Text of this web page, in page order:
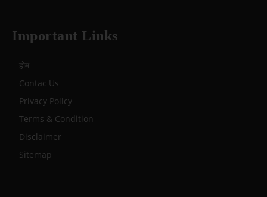
Important Links
होम
Contac Us
Privacy Policy
Terms & Condition
Disclaimer
Sitemap